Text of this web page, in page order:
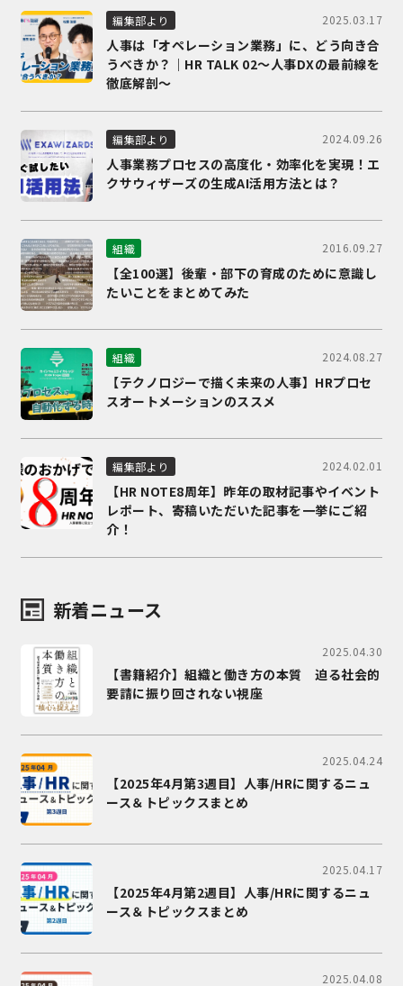
編集部より 2025.03.17
人事は「オペレーション業務」に、どう向き合
うべきか？｜HR TALK 02～人事DXの最前線を
徹底解剖～
編集部より 2024.09.26
人事業務プロセスの高度化・効率化を実現！エ
クサウィザーズの生成AI活用方法とは？
組織 2016.09.27
【全100選】後輩・部下の育成のために意識し
たいことをまとめてみた
組織 2024.08.27
【テクノロジーで描く未来の人事】HRプロセ
スオートメーションのススメ
編集部より 2024.02.01
【HR NOTE8周年】昨年の取材記事やイベント
レポート、寄稿いただいた記事を一挙にご紹
介！
新着ニュース
2025.04.30
【書籍紹介】組織と働き方の本質 迫る社会的
要請に振り回されない視座
2025.04.24
【2025年4月第3週目】人事/HRに関するニュ
ース＆トピックスまとめ
2025.04.17
【2025年4月第2週目】人事/HRに関するニュ
ース＆トピックスまとめ
2025.04.08